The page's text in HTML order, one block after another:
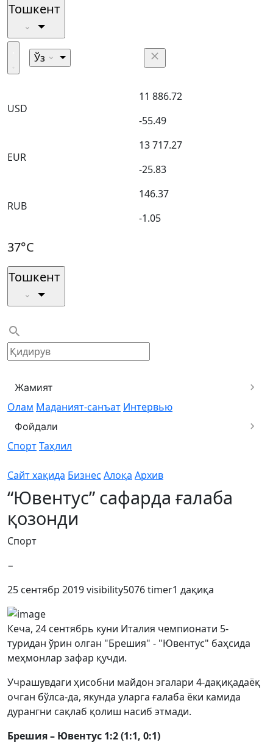
Тошкент
Ўз
USD
11 886.72
-55.49
EUR
13 717.27
-25.83
RUB
146.37
-1.05
37°C
Тошкент
Жамият
Олам Маданият-санъат Интервью
Фойдали
СпортТаҳлил
Сайт хақида Бизнес Алоқа Архив
“Ювентус” сафарда ғалаба
қозонди
Спорт
−
25 сентябр 2019visibility5076timer1 дақиқа
Кеча, 24 сентябрь куни Италия чемпионати 5-
туридан ўрин олган "Брешия" - "Ювентус" баҳсида
меҳмонлар зафар қучди.
Учрашувдаги ҳисобни майдон эгалари 4-дақиқадаёқ
очган бўлса-да, якунда уларга ғалаба ёки камида
дурангни сақлаб қолиш насиб этмади.
Брешия – Ювентус 1:2 (1:1, 0:1)